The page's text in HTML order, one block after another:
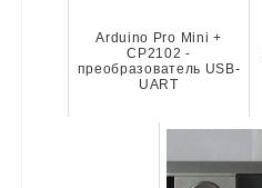
Arduino Pro Mini +
CP2102 -
преобразователь USB-
UART